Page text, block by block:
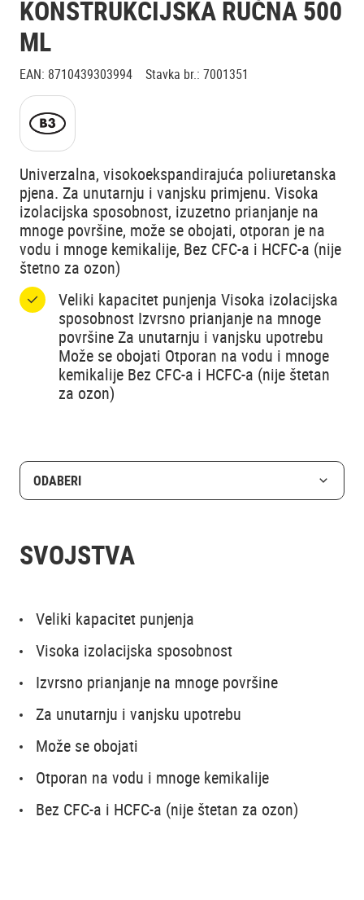
KONSTRUKCIJSKA RUČNA 500
ML
EAN: 8710439303994 Stavka br.: 7001351
Univerzalna, visokoekspandirajuća poliuretanska
pjena. Za unutarnju i vanjsku primjenu. Visoka
izolacijska sposobnost, izuzetno prianjanje na
mnoge površine, može se obojati, otporan je na
vodu i mnoge kemikalije, Bez CFC-a i HCFC-a (nije
štetno za ozon)
Veliki kapacitet punjenja Visoka izolacijska
sposobnost Izvrsno prianjanje na mnoge
površine Za unutarnju i vanjsku upotrebu
Može se obojati Otporan na vodu i mnoge
kemikalije Bez CFC-a i HCFC-a (nije štetan
za ozon)
ODABERI
SVOJSTVA
Veliki kapacitet punjenja
Visoka izolacijska sposobnost
Izvrsno prianjanje na mnoge površine
Za unutarnju i vanjsku upotrebu
Može se obojati
Otporan na vodu i mnoge kemikalije
Bez CFC-a i HCFC-a (nije štetan za ozon)